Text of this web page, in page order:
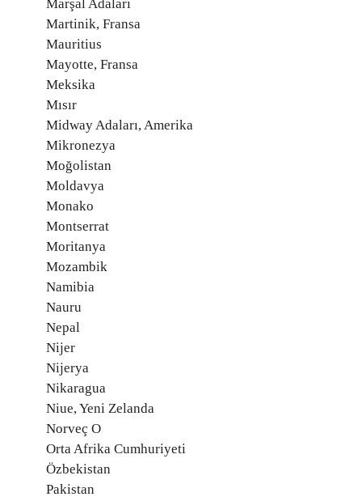
Marşal Adaları
Martinik, Fransa
Mauritius
Mayotte, Fransa
Meksika
Mısır
Midway Adaları, Amerika
Mikronezya
Moğolistan
Moldavya
Monako
Montserrat
Moritanya
Mozambik
Namibia
Nauru
Nepal
Nijer
Nijerya
Nikaragua
Niue, Yeni Zelanda
Norveç O
Orta Afrika Cumhuriyeti
Özbekistan
Pakistan